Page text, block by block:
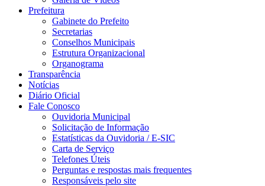
Prefeitura
Gabinete do Prefeito
Secretarias
Conselhos Municipais
Estrutura Organizacional
Organograma
Transparência
Notícias
Diário Oficial
Fale Conosco
Ouvidoria Municipal
Solicitação de Informação
Estatísticas da Ouvidoria / E-SIC
Carta de Serviço
Telefones Úteis
Perguntas e respostas mais frequentes
Responsáveis pelo site